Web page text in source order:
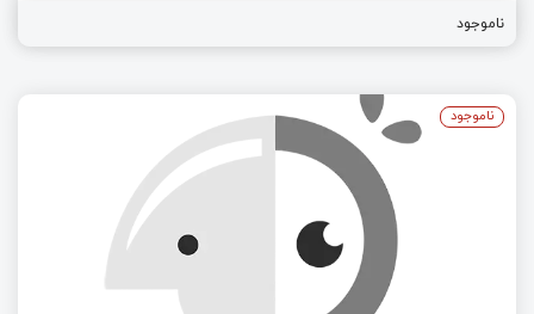
ناموجود
ناموجود